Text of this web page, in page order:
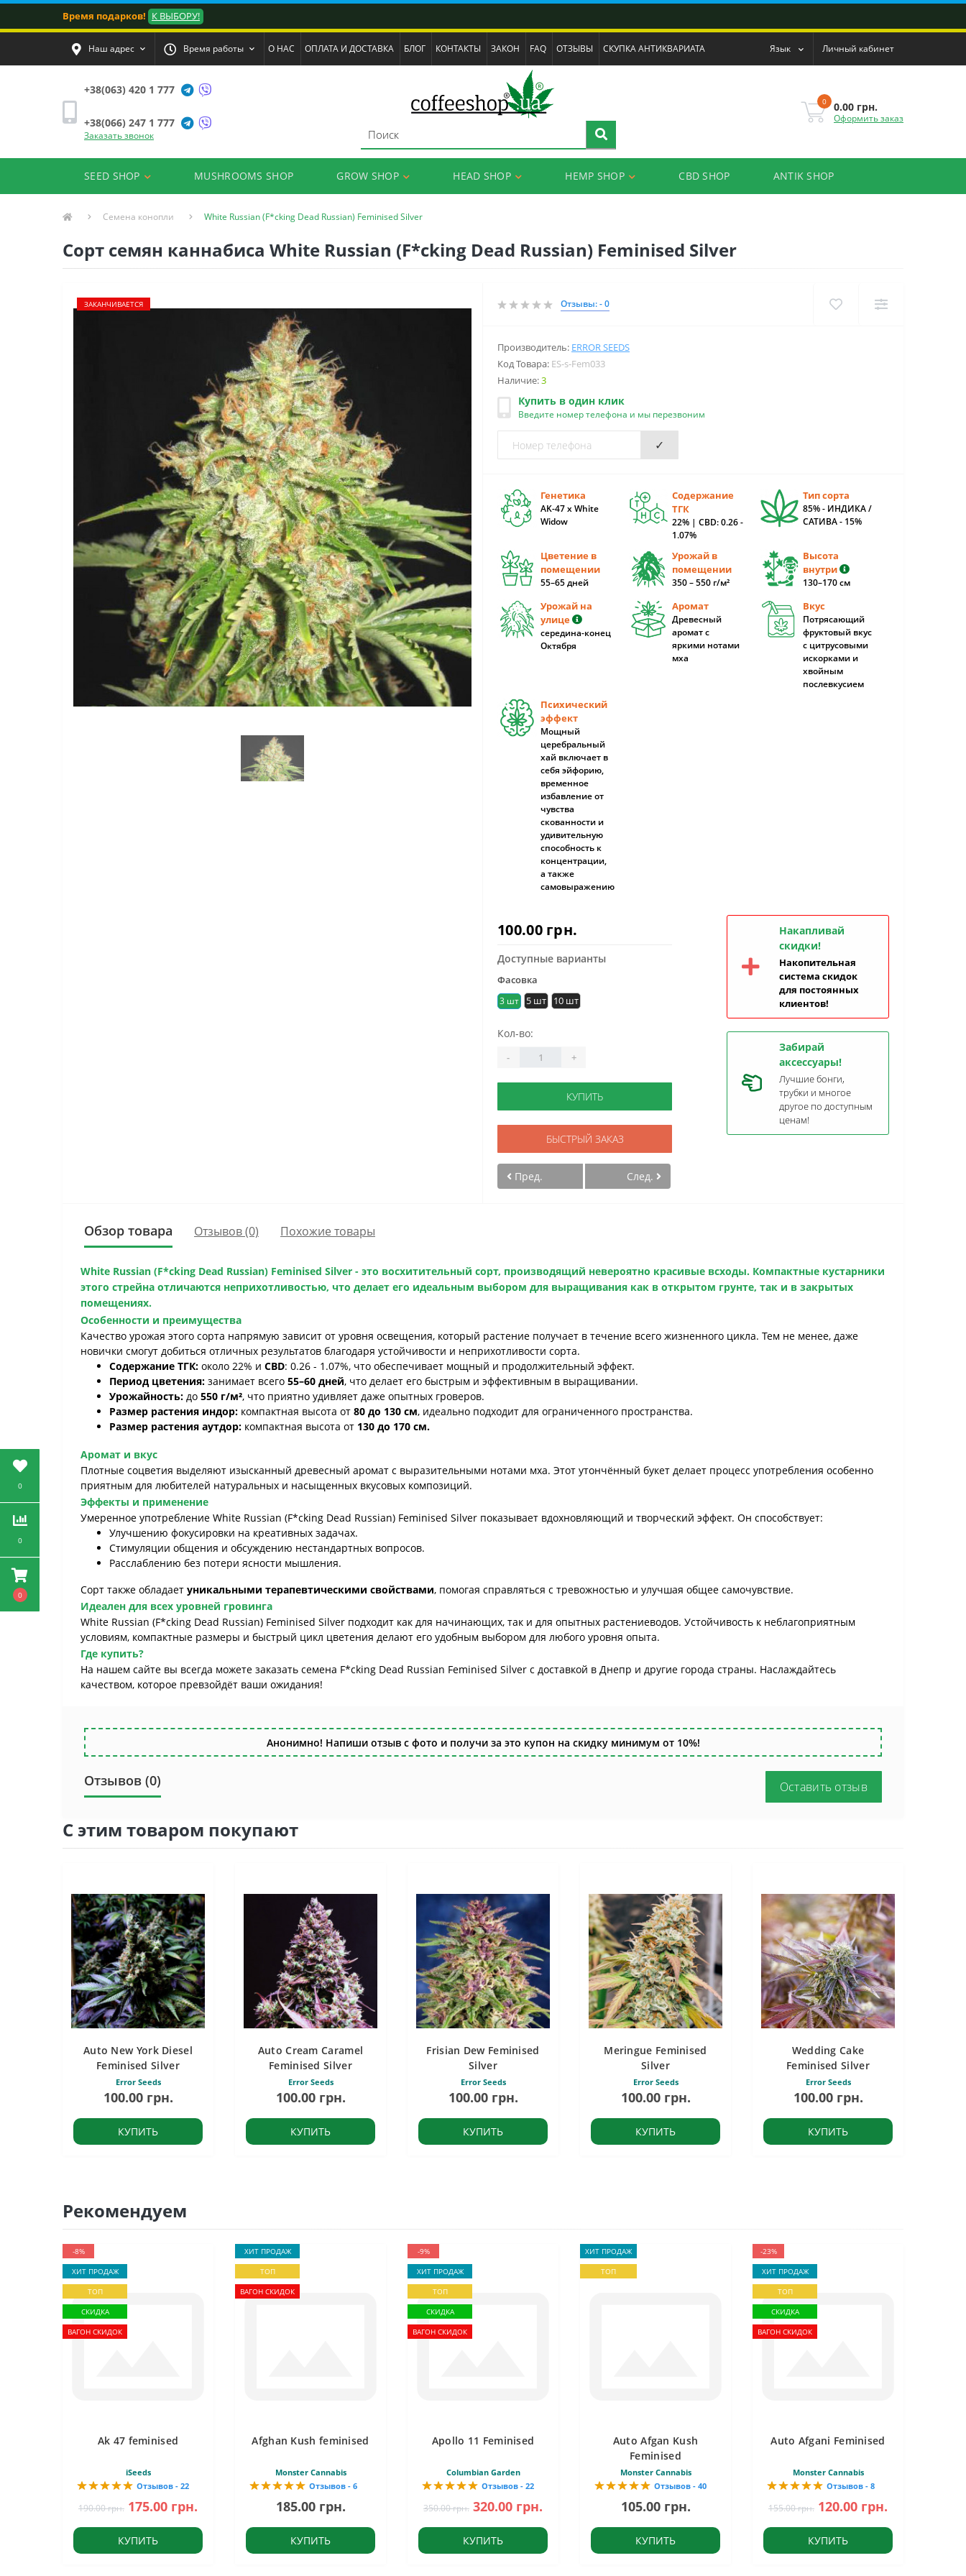
0
0
0
Время подарков! К ВЫБОРУ!
Наш адрес Время работы О НАС ОПЛАТА И ДОСТАВКА БЛОГ КОНТАКТЫ ЗАКОН FAQ ОТЗЫВЫ СКУПКА АНТИКВАРИАТА Язык Личный кабинет
+38(063) 420 1 777
+38(066) 247 1 777
Заказать звонок
0 0.00 грн.
Оформить заказ
SEED SHOP MUSHROOMS SHOP GROW SHOP HEAD SHOP HEMP SHOP CBD SHOP ANTIK SHOP
Семена конопли White Russian (F*cking Dead Russian) Feminised Silver
Сорт семян каннабиса White Russian (F*cking Dead Russian) Feminised Silver
ЗАКАНЧИВАЕТСЯ Отзывы: - 0
Производитель: ERROR SEEDS
Код Товара: ES-s-Fem033
Наличие:3
Купить в один клик
Введите номер телефона и мы перезвоним
✓
Генетика
AK-47 x White
Widow
Содержание
ТГК
22% | CBD: 0.26 -
1.07%
Тип сорта
85% - ИНДИКА /
САТИВА - 15%
Цветение в
помещении
55–65 дней
Урожай в
помещении
350 – 550 г/м²
Высота
внутри
130–170 см
Урожай на
улице
середина-конец
Октября
Аромат
Древесный
аромат с
яркими нотами
мха
Вкус
Потрясающий
фруктовый вкус
с цитрусовыми
искорками и
хвойным
послевкусием
Психический
эффект
Мощный
церебральный
хай включает в
себя эйфорию,
временное
избавление от
чувства
скованности и
удивительную
способность к
концентрации,
а также
самовыражению
100.00 грн.
Доступные варианты
Фасовка
3 шт 5 шт 10 шт
Кол-во:
- +
КУПИТЬ
БЫСТРЫЙ ЗАКАЗ
Пред. След.
Накапливай
скидки!
Накопительная
система скидок
для постоянных
клиентов!
Забирай
аксессуары!
Лучшие бонги,
трубки и многое
другое по доступным
ценам!
Обзор товара Отзывов (0) Похожие товары
White Russian (F*cking Dead Russian) Feminised Silver - это восхитительный сорт, производящий невероятно красивые всходы. Компактные кустарники
этого стрейна отличаются неприхотливостью, что делает его идеальным выбором для выращивания как в открытом грунте, так и в закрытых
помещениях.
Особенности и преимущества
Качество урожая этого сорта напрямую зависит от уровня освещения, который растение получает в течение всего жизненного цикла. Тем не менее, даже
новички смогут добиться отличных результатов благодаря устойчивости и неприхотливости сорта.
Содержание ТГК: около 22% и CBD: 0.26 - 1.07%, что обеспечивает мощный и продолжительный эффект.
Период цветения: занимает всего 55–60 дней, что делает его быстрым и эффективным в выращивании.
Урожайность: до 550 г/м², что приятно удивляет даже опытных гроверов.
Размер растения индор: компактная высота от 80 до 130 см, идеально подходит для ограниченного пространства.
Размер растения аутдор: компактная высота от 130 до 170 см.
Аромат и вкус
Плотные соцветия выделяют изысканный древесный аромат с выразительными нотами мха. Этот утончённый букет делает процесс употребления особенно
приятным для любителей натуральных и насыщенных вкусовых композиций.
Эффекты и применение
Умеренное употребление White Russian (F*cking Dead Russian) Feminised Silver показывает вдохновляющий и творческий эффект. Он способствует:
Улучшению фокусировки на креативных задачах.
Стимуляции общения и обсуждению нестандартных вопросов.
Расслаблению без потери ясности мышления.
Сорт также обладает уникальными терапевтическими свойствами, помогая справляться с тревожностью и улучшая общее самочувствие.
Идеален для всех уровней гровинга
White Russian (F*cking Dead Russian) Feminised Silver подходит как для начинающих, так и для опытных растениеводов. Устойчивость к неблагоприятным
условиям, компактные размеры и быстрый цикл цветения делают его удобным выбором для любого уровня опыта.
Где купить?
На нашем сайте вы всегда можете заказать семена F*cking Dead Russian Feminised Silver с доставкой в Днепр и другие города страны. Наслаждайтесь
качеством, которое превзойдёт ваши ожидания!
Анонимно! Напиши отзыв с фото и получи за это купон на скидку минимум от 10%!
Отзывов (0) Оставить отзыв
С этим товаром покупают
Auto New York Diesel
Feminised Silver
Error Seeds
100.00 грн.
КУПИТЬ
Auto Cream Caramel
Feminised Silver
Error Seeds
100.00 грн.
КУПИТЬ
Frisian Dew Feminised
Silver
Error Seeds
100.00 грн.
КУПИТЬ
Meringue Feminised
Silver
Error Seeds
100.00 грн.
КУПИТЬ
Wedding Cake
Feminised Silver
Error Seeds
100.00 грн.
КУПИТЬ
Рекомендуем
-8%
ХИТ ПРОДАЖ
ТОП
СКИДКА
ВАГОН СКИДОК
Ak 47 feminised
iSeeds
Отзывов - 22
190.00 грн. 175.00 грн.
КУПИТЬ
ХИТ ПРОДАЖ
ТОП
ВАГОН СКИДОК
Afghan Kush feminised
Monster Cannabis
Отзывов - 6
185.00 грн.
КУПИТЬ
-9%
ХИТ ПРОДАЖ
ТОП
СКИДКА
ВАГОН СКИДОК
Apollo 11 Feminised
Columbian Garden
Отзывов - 22
350.00 грн. 320.00 грн.
КУПИТЬ
ХИТ ПРОДАЖ
ТОП
Auto Afgan Kush
Feminised
Monster Cannabis
Отзывов - 40
105.00 грн.
КУПИТЬ
-23%
ХИТ ПРОДАЖ
ТОП
СКИДКА
ВАГОН СКИДОК
Auto Afgani Feminised
Monster Cannabis
Отзывов - 8
155.00 грн. 120.00 грн.
КУПИТЬ